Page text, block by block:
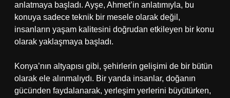
anlatmaya başladı. Ayşe, Ahmet’in anlatımıyla, bu
konuya sadece teknik bir mesele olarak değil,
insanların yaşam kalitesini doğrudan etkileyen bir konu
olarak yaklaşmaya başladı.
Konya’nın altyapısı gibi, şehirlerin gelişimi de bir bütün
olarak ele alınmalıydı. Bir yanda insanlar, doğanın
gücünden faydalanarak, yerleşim yerlerini büyütürken,